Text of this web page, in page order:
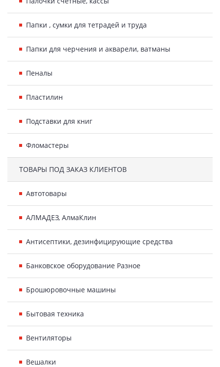
Папки , сумки для тетрадей и труда
Папки для черчения и акварели, ватманы
Пеналы
Пластилин
Подставки для книг
Фломастеры
ТОВАРЫ ПОД ЗАКАЗ КЛИЕНТОВ
Автотовары
АЛМАДЕЗ, АлмаКлин
Антисептики, дезинфицирующие средства
Банковское оборудование Разное
Брошюровочные машины
Бытовая техника
Вентиляторы
Вешалки